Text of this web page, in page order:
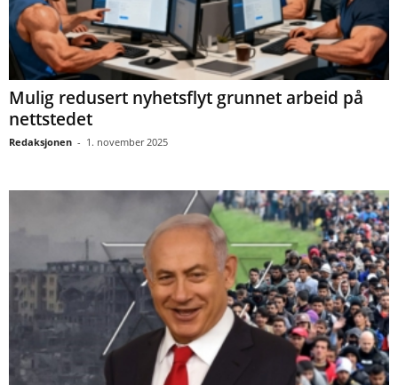
Mulig redusert nyhetsflyt grunnet arbeid på
nettstedet
Redaksjonen - 1. november 2025